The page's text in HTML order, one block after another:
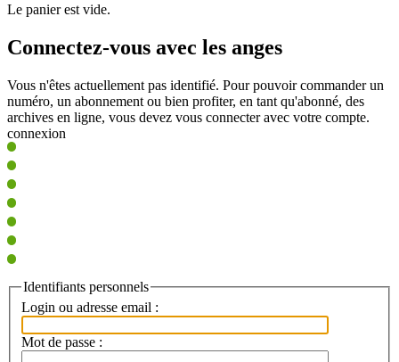
Le panier est vide.
Connectez-vous avec les anges
Vous n'êtes actuellement pas identifié. Pour pouvoir commander un
numéro, un abonnement ou bien profiter, en tant qu'abonné, des
archives en ligne, vous devez vous connecter avec votre compte.
connexion
Identifiants personnels
Login ou adresse email :
Mot de passe :